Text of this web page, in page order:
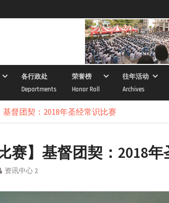
各行政处
Departments
荣誉榜
Honor Roll
往年活动
Archives
督团契：2018年圣经常识比赛
赛】基督团契：2018
资讯中心 2